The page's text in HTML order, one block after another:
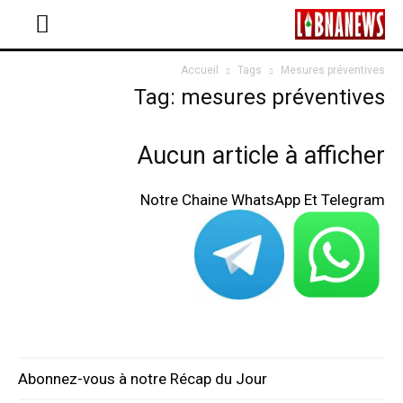
Accueil Tags Mesures préventives
Tag: mesures préventives
Aucun article à afficher
Notre Chaine WhatsApp Et Telegram
Abonnez-vous à notre Récap du Jour